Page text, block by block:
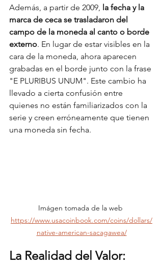
Además, a partir de 2009, la fecha y la
marca de ceca se trasladaron del
campo de la moneda al canto o borde
externo. En lugar de estar visibles en la
cara de la moneda, ahora aparecen
grabadas en el borde junto con la frase
"E PLURIBUS UNUM". Este cambio ha
llevado a cierta confusión entre
quienes no están familiarizados con la
serie y creen erróneamente que tienen
una moneda sin fecha.
Imágen tomada de la web
https://www.usacoinbook.com/coins/dollars/
native-american-sacagawea/
La Realidad del Valor: